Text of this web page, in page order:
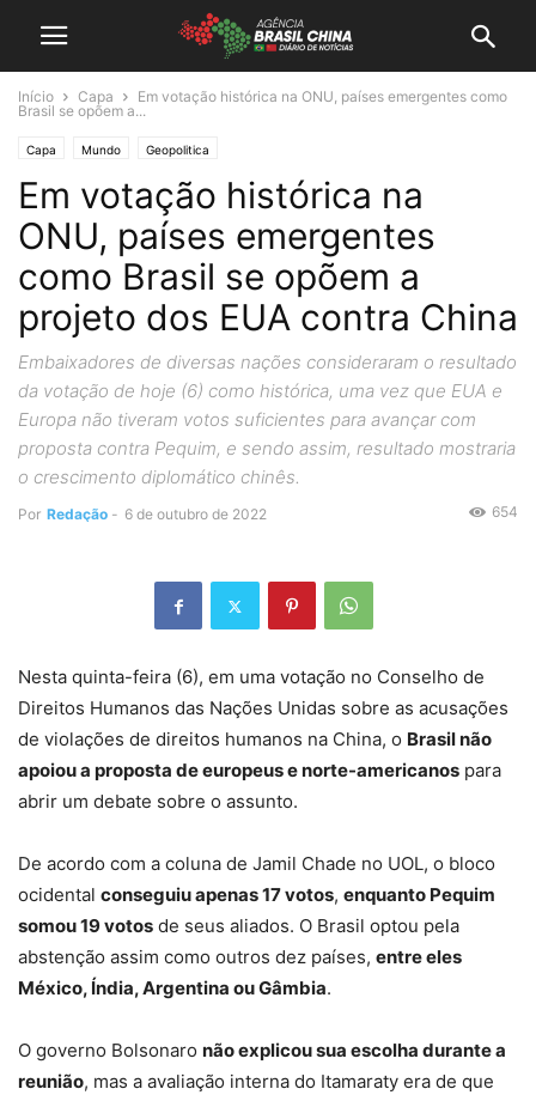
Início Capa
Em votação histórica na ONU, países emergentes como
Brasil se opõem a...
Capa Mundo Geopolitica
Em votação histórica na
ONU, países emergentes
como Brasil se opõem a
projeto dos EUA contra China
Embaixadores de diversas nações consideraram o resultado
da votação de hoje (6) como histórica, uma vez que EUA e
Europa não tiveram votos suficientes para avançar com
proposta contra Pequim, e sendo assim, resultado mostraria
o crescimento diplomático chinês.
Por Redação - 6 de outubro de 2022 654
Nesta quinta-feira (6), em uma votação no Conselho de
Direitos Humanos das Nações Unidas sobre as acusações
de violações de direitos humanos na China, o Brasil não
apoiou a proposta de europeus e norte-americanos para
abrir um debate sobre o assunto.
De acordo com a coluna de Jamil Chade no UOL, o bloco
ocidental conseguiu apenas 17 votos, enquanto Pequim
somou 19 votos de seus aliados. O Brasil optou pela
abstenção assim como outros dez países, entre eles
México, Índia, Argentina ou Gâmbia.
O governo Bolsonaro não explicou sua escolha durante a
reunião, mas a avaliação interna do Itamaraty era de que